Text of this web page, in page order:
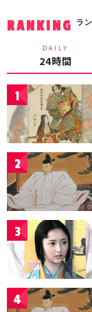
RANKING ラ
DAILY
24時間
1
2
3
4